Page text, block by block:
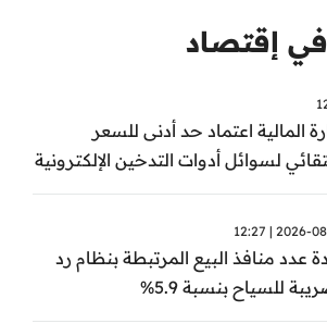
في إقتصاد
المالية اعتماد حد أدنى للسعر
لسوائل أدوات التدخين الإلكترونية
سبتمبر
2026-08-06 |
عدد منافذ البيع المرتبطة بنظام رد
للسياح بنسبة 5.9%